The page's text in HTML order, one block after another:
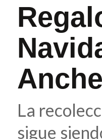
La
sigue